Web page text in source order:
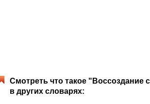
Смотреть что такое "Воссоздание
в других словарях: